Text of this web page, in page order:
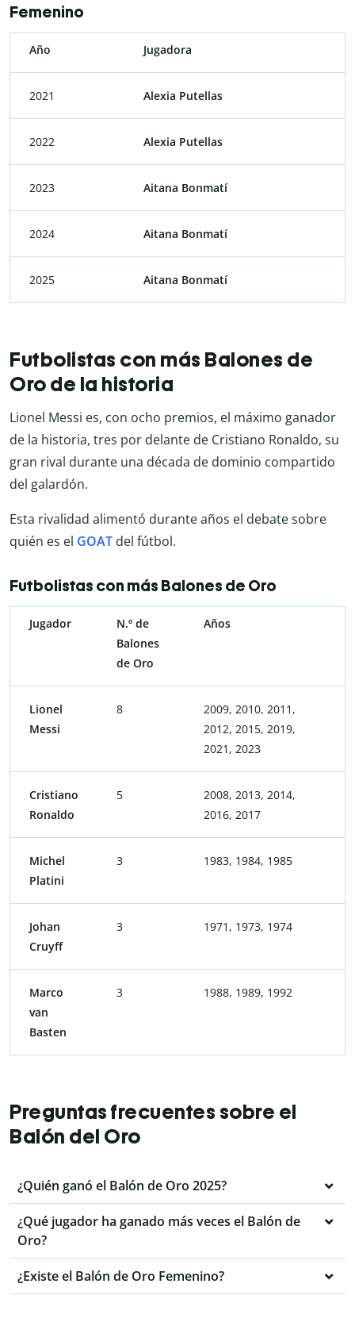
Femenino
Año Jugadora
2021 Alexia Putellas
2022 Alexia Putellas
2023 Aitana Bonmatí
2024 Aitana Bonmatí
2025 Aitana Bonmatí
Futbolistas con más Balones de
Oro de la historia
Lionel Messi es, con ocho premios, el máximo ganador
de la historia, tres por delante de Cristiano Ronaldo, su
gran rival durante una década de dominio compartido
del galardón.
Esta rivalidad alimentó durante años el debate sobre
quién es el GOAT del fútbol.
Futbolistas con más Balones de Oro
Jugador
N.º de
Balones
de Oro
Años
Lionel
Messi
8
2009, 2010, 2011,
2012, 2015, 2019,
2021, 2023
Cristiano
Ronaldo
5
2008, 2013, 2014,
2016, 2017
Michel
Platini
3 1983, 1984, 1985
Johan
Cruyff
3 1971, 1973, 1974
Marco
van
Basten
3 1988, 1989, 1992
Preguntas frecuentes sobre el
Balón del Oro
¿Quién ganó el Balón de Oro 2025?
¿Qué jugador ha ganado más veces el Balón de
Oro?
¿Existe el Balón de Oro Femenino?